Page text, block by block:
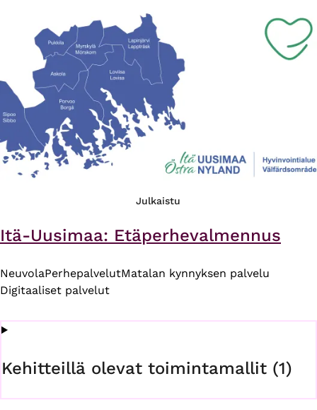
Julkaistu
Itä-Uusimaa: Etäperhevalmennus
NeuvolaPerhepalvelutMatalan kynnyksen palvelu
Digitaaliset palvelut
Kehitteillä olevat toimintamallit (1)